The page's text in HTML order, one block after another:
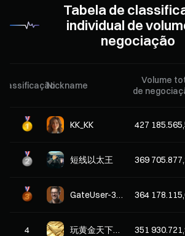
Tabela de
individual de
negociação
Nickname
Volume
de
KK_KK 427
短线以太王 369
GateUser-3b4d2383 364
4 玩黄金天下第一 351